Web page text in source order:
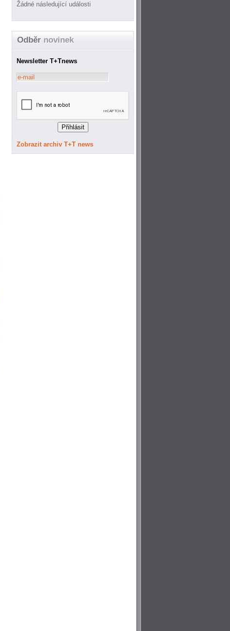
Žádné následující události
Odběr novinek
Newsletter T+Tnews
Zobrazit archiv T+T news